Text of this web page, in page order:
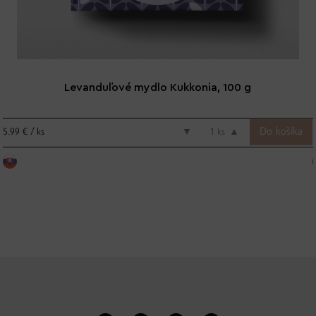
Levanduľové mydlo Kukkonia, 100 g
5.99 € / ks ▼ ks ▲